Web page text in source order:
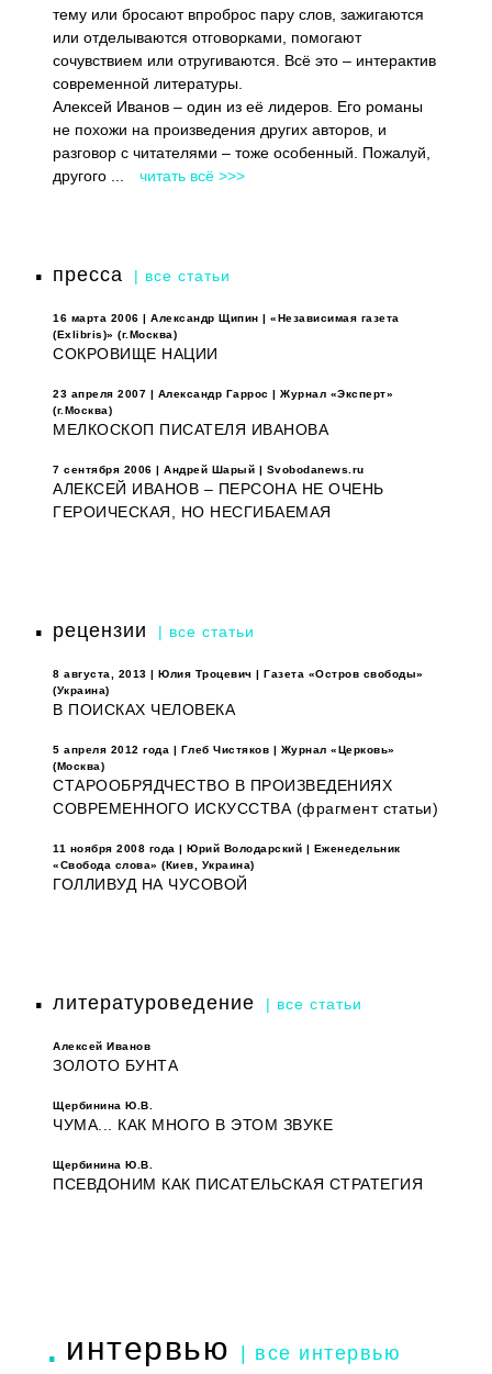
тему или бросают впроброс пару слов, зажигаются
или отделываются отговорками, помогают
сочувствием или отругиваются. Всё это – интерактив
современной литературы.
Алексей Иванов – один из её лидеров. Его романы
не похожи на произведения других авторов, и
разговор с читателями – тоже особенный. Пожалуй,
другого ...
читать всё >>>
пресса | все статьи
16 марта 2006 | Александр Щипин | «Независимая газета
(Exlibris)» (г.Москва)
СОКРОВИЩЕ НАЦИИ
23 апреля 2007 | Александр Гаррос | Журнал «Эксперт»
(г.Москва)
МЕЛКОСКОП ПИСАТЕЛЯ ИВАНОВА
7 сентября 2006 | Андрей Шарый | Svobodanews.ru
АЛЕКСЕЙ ИВАНОВ – ПЕРСОНА НЕ ОЧЕНЬ
ГЕРОИЧЕСКАЯ, НО НЕСГИБАЕМАЯ
рецензии | все статьи
8 августа, 2013 | Юлия Троцевич | Газета «Остров свободы»
(Украина)
В ПОИСКАХ ЧЕЛОВЕКА
5 апреля 2012 года | Глеб Чистяков | Журнал «Церковь»
(Москва)
СТАРООБРЯДЧЕСТВО В ПРОИЗВЕДЕНИЯХ
СОВРЕМЕННОГО ИСКУССТВА (фрагмент статьи)
11 ноября 2008 года | Юрий Володарский | Еженедельник
«Свобода слова» (Киев, Украина)
ГОЛЛИВУД НА ЧУСОВОЙ
литературоведение | все статьи
Алексей Иванов
ЗОЛОТО БУНТА
Щербинина Ю.В.
ЧУМА... КАК МНОГО В ЭТОМ ЗВУКЕ
Щербинина Ю.В.
ПСЕВДОНИМ КАК ПИСАТЕЛЬСКАЯ СТРАТЕГИЯ
интервью | все интервью